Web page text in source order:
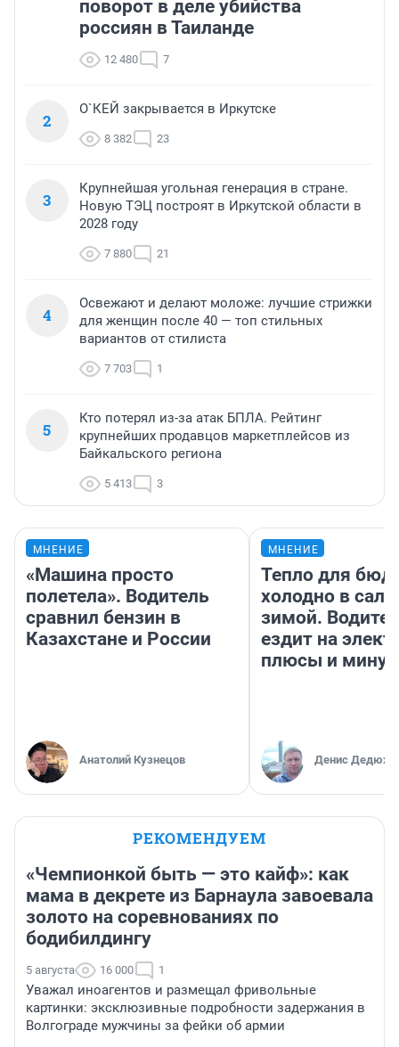
поворот в деле убийства
россиян в Таиланде
12 480 7
2
О`КЕЙ закрывается в Иркутске
8 382 23
3
Крупнейшая угольная генерация в стране.
Новую ТЭЦ построят в Иркутской области в
2028 году
7 880 21
4
Освежают и делают моложе: лучшие стрижки
для женщин после 40 — топ стильных
вариантов от стилиста
7 703 1
5
Кто потерял из-за атак БПЛА. Рейтинг
крупнейших продавцов маркетплейсов из
Байкальского региона
5 413 3
МНЕНИЕ
«Машина просто
полетела». Водитель
сравнил бензин в
Казахстане и России
Анатолий Кузнецов
МНЕНИЕ
Тепло для
холодно в
зимой.
ездит на
плюсы и
Денис
РЕКОМЕНДУЕМ
«Чемпионкой быть — это кайф»: как
мама в декрете из Барнаула завоевала
золото на соревнованиях по
бодибилдингу
5 августа 16 000 1
Уважал иноагентов и размещал фривольные
картинки: эксклюзивные подробности задержания в
Волгограде мужчины за фейки об армии